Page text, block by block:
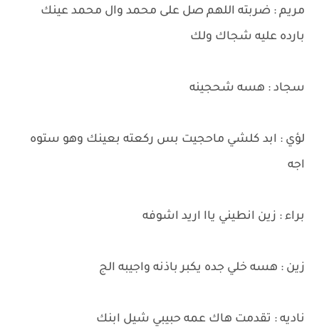
مريم : ضربته اللهم صل على محمد وال محمد عينك
بارده عليه شجاك ولك
سجاد : هسه شحجينه
لؤي : ابد كلشي ماحجيت بس ركعته بعينك وهو ستوه
اجه
براء : زين انطيني ياا اريد اشوفه
زين : هسه خلي جده يكبر باذنه واجيبه الج
ناديه : تقدمت هاك عمه حبيبي شيل ابنك